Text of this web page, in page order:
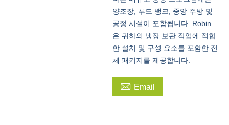
양조장, 푸드 뱅크, 중앙 주방 및
공정 시설이 포함됩니다. Robin
은 귀하의 냉장 보관 작업에 적합
한 설치 및 구성 요소를 포함한 전
체 패키지를 제공합니다.
 Email